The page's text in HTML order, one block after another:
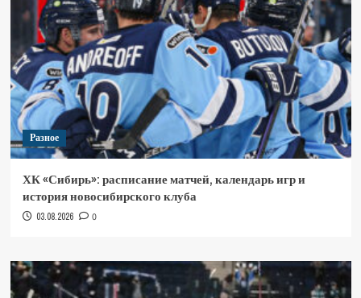
Разное
ХК «Сибирь»: расписание матчей, календарь игр и
история новосибирского клуба
03.08.2026 0